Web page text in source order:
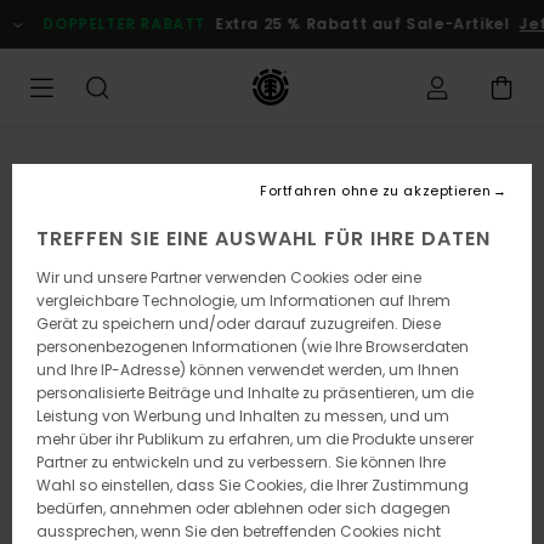
Inhalt
springen
DOPPELTER RABATT Extra 25 % Rabatt auf Sale-Artikel Jetzt
UBER UNS
TREFFEN SIE EINE AUSWAHL FÜR IHRE DATEN
Wir und unsere Partner verwenden Cookies oder eine
vergleichbare Technologie, um Informationen auf Ihrem
Gerät zu speichern und/oder darauf zuzugreifen. Diese
personenbezogenen Informationen (wie Ihre Browserdaten
und Ihre IP-Adresse) können verwendet werden, um Ihnen
personalisierte Beiträge und Inhalte zu präsentieren, um die
Leistung von Werbung und Inhalten zu messen, und um
mehr über ihr Publikum zu erfahren, um die Produkte unserer
Partner zu entwickeln und zu verbessern. Sie können Ihre
Wahl so einstellen, dass Sie Cookies, die Ihrer Zustimmung
bedürfen, annehmen oder ablehnen oder sich dagegen
aussprechen, wenn Sie den betreffenden Cookies nicht
Fortfahren ohne zu akzeptieren